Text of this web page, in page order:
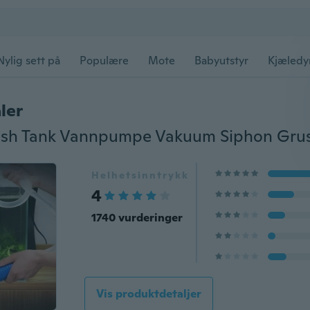
sett på Populære Mote Babyutstyr
Helhetsinntrykk
4
1740 vurderinger
Vis produktdetaljer